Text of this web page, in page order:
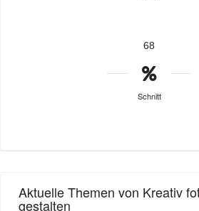
68
Schnitt
Aktuelle Themen von Kreativ
gestalten